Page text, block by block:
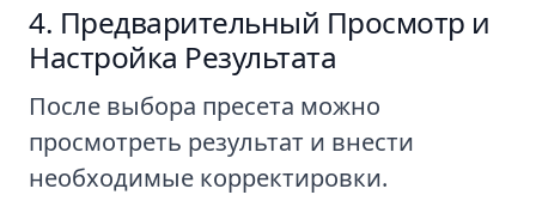
Предварительный Просмотр и
Настройка Результата
После выбора пресета можно
просмотреть результат и внести
необходимые корректировки.